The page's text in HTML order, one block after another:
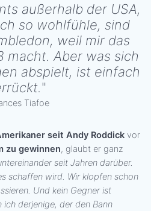
außerhalb der USA,
so wohlfühle, sind
weil mir das
macht. Aber was sich
abspielt, ist einfach
"
Tiafoe
seit Andy Roddick vor
zu gewinnen, glaubt er ganz
seit Jahren darüber.
schaffen wird. Wir klopfen schon
Und kein Gegner ist
derjenige, der den Bann